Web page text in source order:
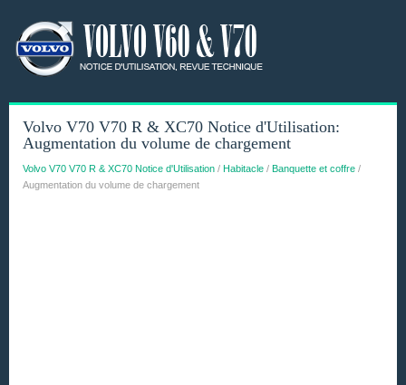
Volvo V70 V70 R & XC70 Notice d'Utilisation:
Augmentation du volume de chargement
Volvo V70 V70 R & XC70 Notice d'Utilisation / Habitacle / Banquette et coffre /
Augmentation du volume de chargement